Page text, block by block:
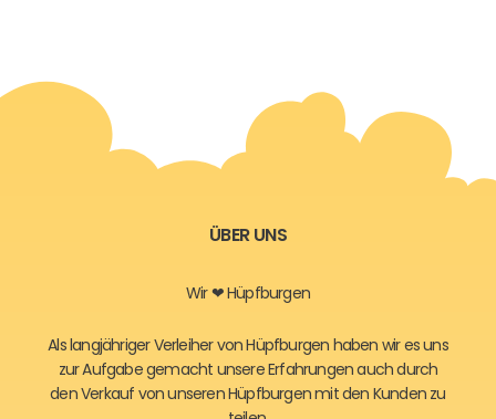
ÜBER UNS
Wir ❤ Hüpfburgen
Als langjähriger Verleiher von Hüpfburgen haben wir es uns
zur Aufgabe gemacht unsere Erfahrungen auch durch
den Verkauf von unseren Hüpfburgen mit den Kunden zu